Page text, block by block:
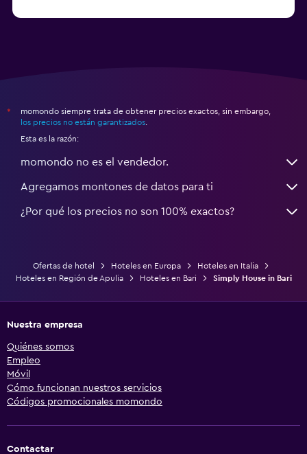
*
momondo siempre trata de obtener precios exactos, sin embargo,
los precios no están garantizados
Esta es la razón:
momondo no es el vendedor.
Agregamos montones de datos para ti
¿Por qué los precios no son 100% exactos?
Ofertas de hotel Hoteles en Europa
Hoteles en Italia
Hoteles en Región de Apulia
Hoteles en Bari Simply House in Bari
Nuestra empresa
Quiénes somos
Empleo
Móvil
Cómo funcionan nuestros servicios
Códigos promocionales momondo
Contactar